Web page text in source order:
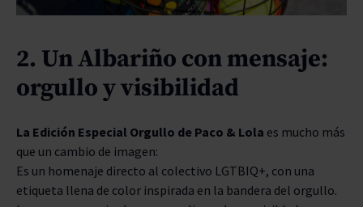
2. Un Albariño con mensaje:
orgullo y visibilidad
La Edición Especial Orgullo de Paco & Lola es mucho más
que un cambio de imagen:
Es un homenaje directo al colectivo LGTBIQ+, con una
etiqueta llena de color inspirada en la bandera del orgullo.